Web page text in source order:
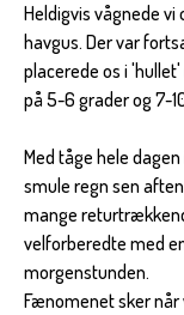
Heldigvis vågnede vi
havgus. Der var
placerede os i
på 5-6 grader og 7-
Med tåge hele
smule regn sen
mange
velforberedte med
morgenstunden.
Fænomenet sker når